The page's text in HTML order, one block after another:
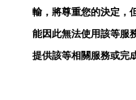
輸，將尊重您的決定，
能因此無法使用該等服
提供該等相關服務或完